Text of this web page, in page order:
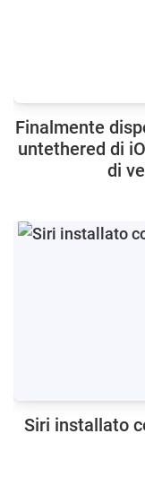
Finalmente
untethered di
di
Siri installato